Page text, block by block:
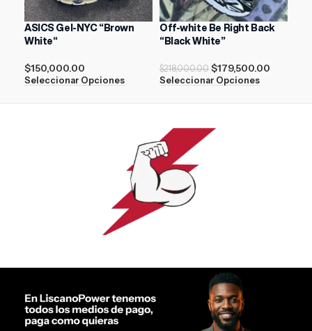
ASICS Gel-NYC “Brown
White“
$150,000.00
Seleccionar Opciones
Off-white Be Right Back
“Black White”
$218,000.00 $179,500.00
Seleccionar Opciones